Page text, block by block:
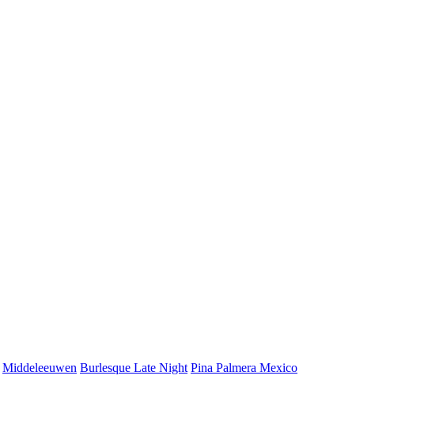
Middeleeuwen Burlesque Late Night Pina Palmera Mexico